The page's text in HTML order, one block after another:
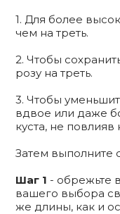
1. Для более
чем на треть.
2. Чтобы
розу на треть.
3. Чтобы
вдвое или даже
куста, не повлияв
Затем выполните
Шаг 1 - обрежьте
вашего выбора
же длины, как и